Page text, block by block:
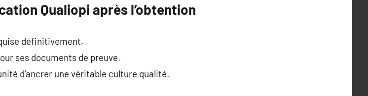
Qualiopi après l’obtention
définitivement.
ses documents de preuve.
d’ancrer une véritable culture qualité.